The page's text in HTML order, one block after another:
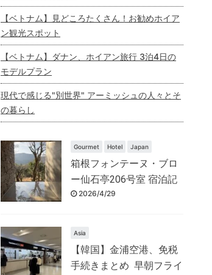
【ベトナム】見どころたくさん！お勧めホイア
ン観光スポット
【ベトナム】ダナン、ホイアン旅行 3泊4日の
モデルプラン
現代で感じる"別世界" アーミッシュの人々とそ
の暮らし
Gourmet Hotel Japan
箱根フォンテーヌ・ブロ
ー仙石亭206号室 宿泊記
2026/4/29
Asia
【韓国】金浦空港、免税
手続きまとめ 早朝フライ